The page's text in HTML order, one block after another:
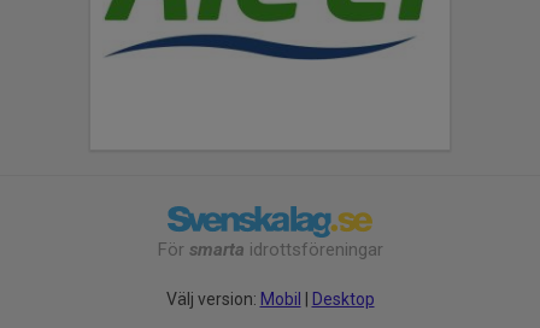
För smarta idrottsföreningar
Välj version: Mobil Desktop